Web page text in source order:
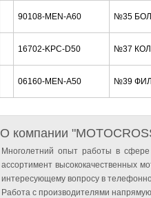
90108-MEN-A60 №35
16702-KPC-D50 №37
06160-MEN-A50 №39
О компании
Многолетний опыт работы в
ассортимент высококачественных
интересующему вопросу в
Работа с производителями